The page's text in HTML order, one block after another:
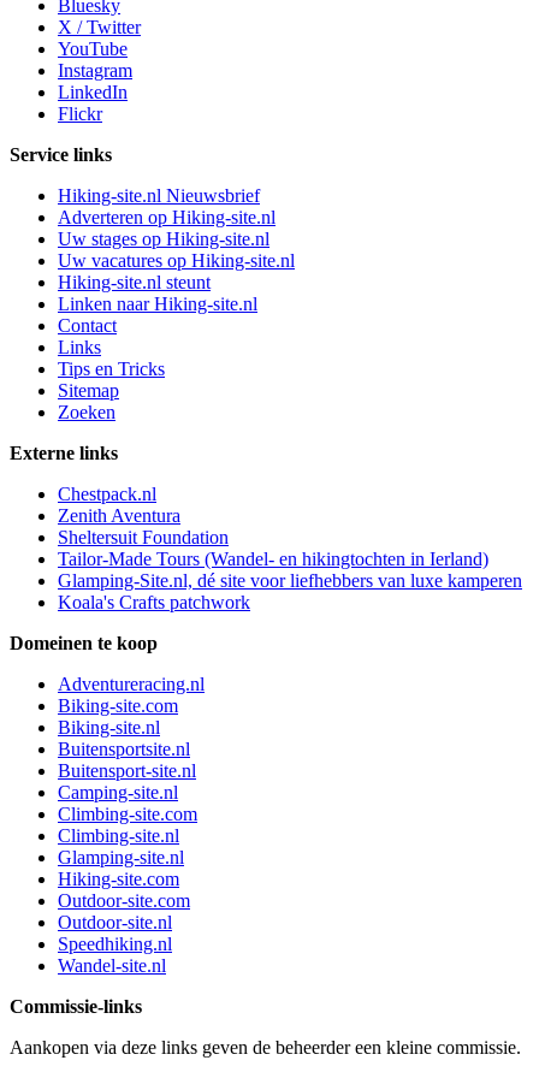
Bluesky
X / Twitter
YouTube
Instagram
LinkedIn
Flickr
Service links
Hiking-site.nl Nieuwsbrief
Adverteren op Hiking-site.nl
Uw stages op Hiking-site.nl
Uw vacatures op Hiking-site.nl
Hiking-site.nl steunt
Linken naar Hiking-site.nl
Contact
Links
Tips en Tricks
Sitemap
Zoeken
Externe links
Chestpack.nl
Zenith Aventura
Sheltersuit Foundation
Tailor-Made Tours (Wandel- en hikingtochten in Ierland)
Glamping-Site.nl, dé site voor liefhebbers van luxe kamperen
Koala's Crafts patchwork
Domeinen te koop
Adventureracing.nl
Biking-site.com
Biking-site.nl
Buitensportsite.nl
Buitensport-site.nl
Camping-site.nl
Climbing-site.com
Climbing-site.nl
Glamping-site.nl
Hiking-site.com
Outdoor-site.com
Outdoor-site.nl
Speedhiking.nl
Wandel-site.nl
Commissie-links
Aankopen via deze links geven de beheerder een kleine commissie.